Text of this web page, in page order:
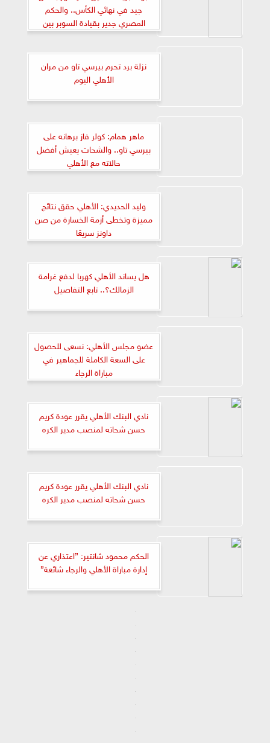
جيد في نهائي الكأس.. والحكم
المصري جدير بقيادة السوبر بين
الأهلي والزمالك
نزلة برد تحرم بيرسي تاو من مران
الأهلي اليوم
ماهر همام: كولر فاز برهانه على
بيرسي تاو.. والشحات يعيش أفضل
حالاته مع الأهلي
وليد الحديدي: الأهلي حقق نتائج
مميزة وتخطى أزمة الخسارة من صن
داونز سريعًا
هل يساند الأهلي كهربا لدفع غرامة
الزمالك؟.. تابع التفاصيل
عضو مجلس الأهلي: نسعى للحصول
على السعة الكاملة للجماهير في
مباراة الرجاء
نادي البنك الأهلي يقرر عودة كريم
حسن شحاته لمنصب مدير الكره
نادي البنك الأهلي يقرر عودة كريم
حسن شحاته لمنصب مدير الكره
الحكم محمود شانتير: ”اعتذاري عن
إدارة مباراة الأهلي والرجاء شائعة”